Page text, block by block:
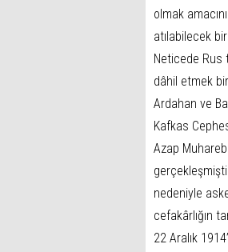
olmak
atılabilecek
Neticede Rus
dâhil etmek
Ardahan ve
Kafkas
Azap
nedeniyle
cefakârlığın
22 Aralık